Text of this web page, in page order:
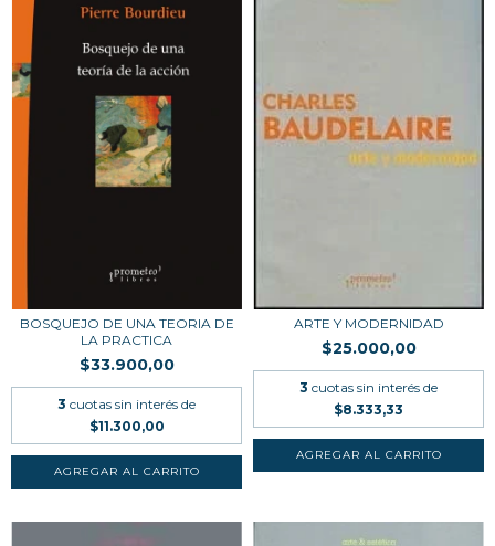
BOSQUEJO DE UNA TEORIA DE
LA PRACTICA
$33.900,00
3 cuotas sin interés de
$11.300,00
ARTE Y MODERNIDAD
$25.000,00
3 cuotas sin interés de
$8.333,33